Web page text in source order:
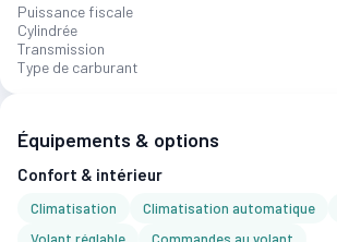
Puissance fiscale
Cylindrée
Transmission
Type de carburant
Équipements & options
Confort & intérieur
Climatisation Climatisation automatique